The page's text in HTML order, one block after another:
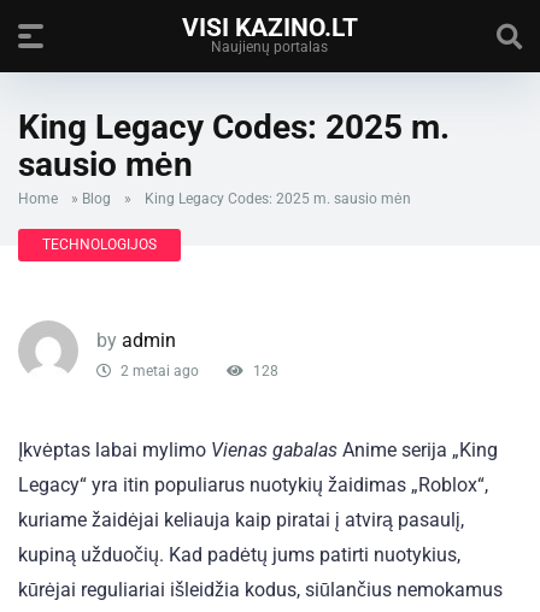
VISI KAZINO.LT
Naujienų portalas
King Legacy Codes: 2025 m.
sausio mėn
Home » Blog » King Legacy Codes: 2025 m. sausio mėn
TECHNOLOGIJOS
by admin
2 metai ago 128
Įkvėptas labai mylimo Vienas gabalas Anime serija „King
Legacy“ yra itin populiarus nuotykių žaidimas „Roblox“,
kuriame žaidėjai keliauja kaip piratai į atvirą pasaulį,
kupiną užduočių. Kad padėtų jums patirti nuotykius,
kūrėjai reguliariai išleidžia kodus, siūlančius nemokamus